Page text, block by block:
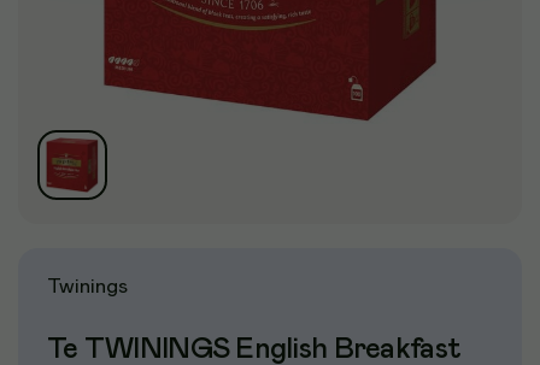
Twinings
Te TWININGS English Breakfast